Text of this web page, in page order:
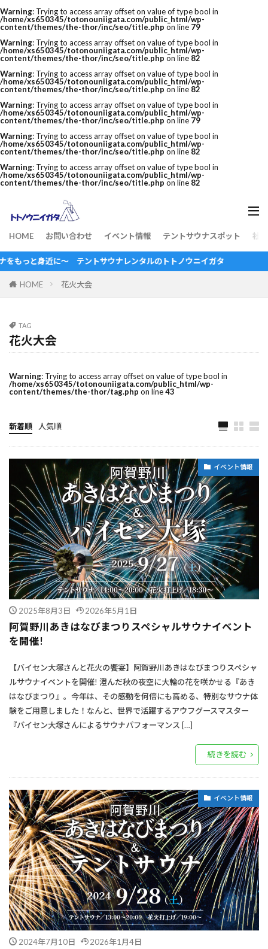
Warning: Trying to access array offset on value of type bool in
/home/xs650345/totonouniigata.com/public_html/wp-
content/themes/the-thor/inc/seo/title.php on line 79
Warning: Trying to access array offset on value of type bool in
/home/xs650345/totonouniigata.com/public_html/wp-
content/themes/the-thor/inc/seo/title.php on line 82
Warning: Trying to access array offset on value of type bool in
/home/xs650345/totonouniigata.com/public_html/wp-
content/themes/the-thor/inc/seo/title.php on line 82
Warning: Trying to access array offset on value of type bool in
/home/xs650345/totonouniigata.com/public_html/wp-
content/themes/the-thor/inc/seo/title.php on line 79
Warning: Trying to access array offset on value of type bool in
/home/xs650345/totonouniigata.com/public_html/wp-
content/themes/the-thor/inc/seo/title.php on line 82
Warning: Trying to access array offset on value of type bool in
/home/xs650345/totonouniigata.com/public_html/wp-
content/themes/the-thor/inc/seo/title.php on line 82
HOME お問い合わせ イベント情報 テントサウナスポット 社
っと身近に～ テントサウナレンタルのトトノウニイガタ
HOME 花火大会
TAG
花火大会
Warning: Trying to access array offset on value of type bool in
/home/xs650345/totonouniigata.com/public_html/wp-
content/themes/the-thor/tag.php on line43
新着順 人気順
イベント情報
2025年8月3日 2026年5月1日
阿賀野川あきはなびまつりスペシャルサウナイベント
を開催!
【バイセン大塚さんと花火の饗宴】阿賀野川あきはなびまつりスペシャ
ルサウナイベントを開催! 澄んだ秋の夜空に大輪の花を咲かせる『あき
はなびまつり』。今年は、その感動を何倍にも高める、特別なサウナ体
験をご用意しました！なんと、世界で活躍するアウフグースマスター
『バイセン大塚さんによるサウナパフォーマンス […]
続きを読む
イベント情報
2024年7月10日 2026年1月4日